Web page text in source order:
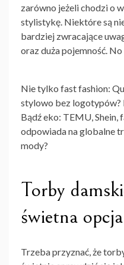
zarówno jeżeli chodzi o
stylistykę. Niektóre są
bardziej zwracające
oraz duża pojemność.
Nie tylko fast fashion:
stylowo bez logotypów?
Bądź eko: TEMU, Shein,
odpowiada na globalne
mody?
Torby
świetna
Trzeba przyznać, że